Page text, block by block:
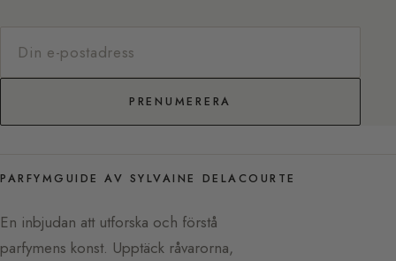
PRENUMERERA
PARFYMGUIDE AV SYLVAINE DELACOURTE
En inbjudan att utforska och förstå
parfymens konst. Upptäck råvarorna,